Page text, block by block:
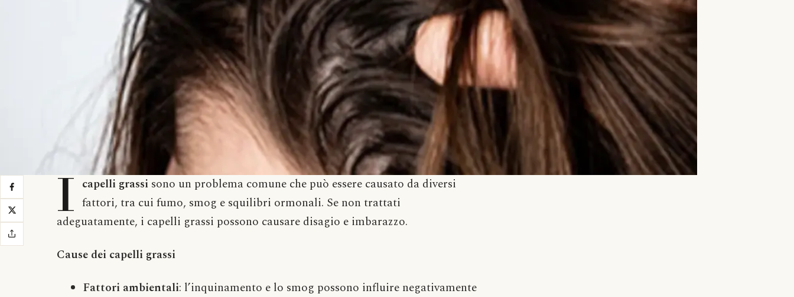
I capelli grassi sono un problema comune che può essere causato da diversi
fattori, tra cui fumo, smog e squilibri ormonali. Se non trattati
adeguatamente, i capelli grassi possono causare disagio e imbarazzo.
Cause dei capelli grassi
Fattori ambientali: l’inquinamento e lo smog possono influire negativamente